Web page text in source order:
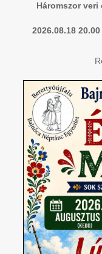
Háromszor
2026.08.18